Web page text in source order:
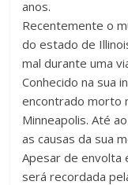
anos.
Recentemente o
do estado de
mal durante uma
Conhecido na sua
encontrado morto
Minneapolis. Até
as causas da sua
Apesar de envolta
será recordada